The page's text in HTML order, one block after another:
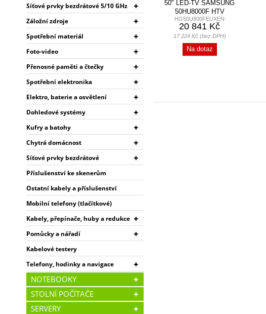
50" LED-TV SAMSUNG
50HU8000F HTV
HG50U800FEUXEN
20 841 Kč
17 224 Kč (bez DPH)
Na dotaz
Síťové prvky bezdrátové 5/10 GHz
Záložní zdroje
Spotřební materiál
Foto-video
Přenosné paměti a čtečky
Spotřební elektronika
Elektro, baterie a osvětlení
Dohledové systémy
Kufry a batohy
Chytrá domácnost
Síťové prvky bezdrátové
Příslušenství ke skenerům
Ostatní kabely a příslušenství
Mobilní telefony (tlačítkové)
Kabely, přepínače, huby a redukce
Pomůcky a nářadí
Kabelové testery
Telefony, hodinky a navigace
NOTEBOOKY
STOLNÍ POČÍTAČE
SERVERY